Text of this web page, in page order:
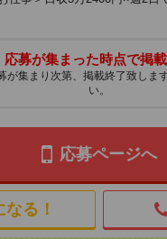
応募が集まった時点で掲
が集まり次第、掲載終了致しま
い。
応募ページへ
なる！